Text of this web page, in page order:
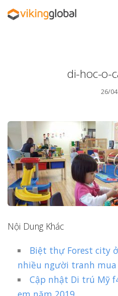
di-hoc-o-
26/
Nội Dung Khác
Biệt thự Forest city
nhiều người tranh mua
Cập nhật Di trú Mỹ